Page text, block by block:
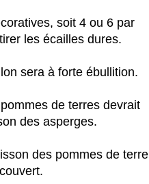
soit 4 ou 6 par
les écailles dures.
sera à forte ébullition.
de terres devrait
des asperges.
des pommes de terre